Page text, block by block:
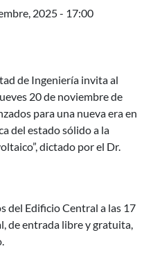
2025 - 17:00
de Ingeniería invita al
20 de noviembre de
para una nueva era en
del estado sólido a la
dictado por el Dr.
del Edificio Central a las 17
de entrada libre y gratuita,